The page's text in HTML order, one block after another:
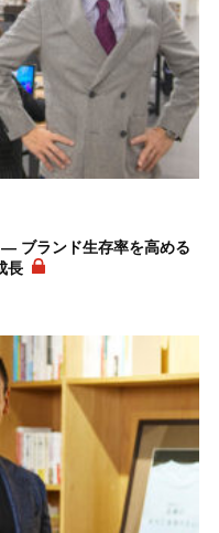
ブランド生存率を高める
長